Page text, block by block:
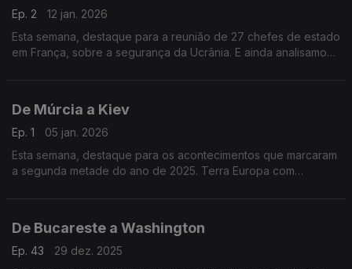
Ep. 2
12 jan. 2026
Esta semana, destaque para a reunião de 27 chefes de estado
em França, sobre a segurança da Ucrânia. E ainda analisamos
De Múrcia a Kiev
Ep. 1
05 jan. 2026
Esta semana, destaque para os acontecimentos que marcaram
a segunda metade do ano de 2025. Terra Europa com
De Bucareste a Washington
Ep. 43
29 dez. 2025